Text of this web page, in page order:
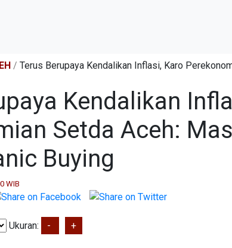
/ Terus Berupaya Kendalikan Inflasi, Karo
Kendalikan
Setda Aceh:
Buying
WIB
Ukuran: - +